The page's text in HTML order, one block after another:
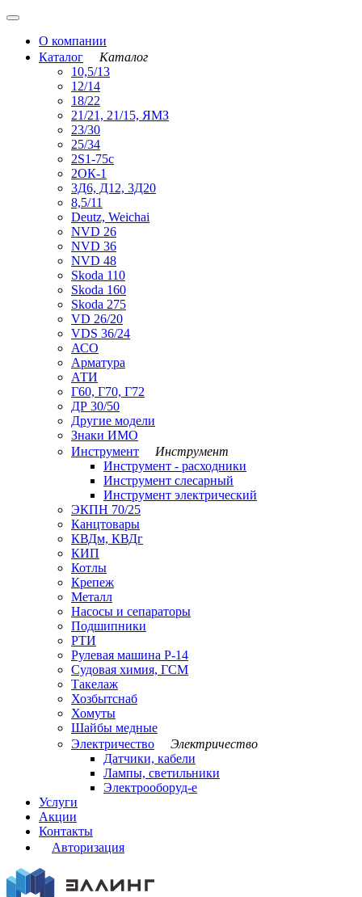
О компании
Каталог
Каталог
10,5/13
12/14
18/22
21/21, 21/15, ЯМЗ
23/30
25/34
2S1-75с
2ОК-1
3Д6, Д12, 3Д20
8,5/11
Deutz, Weichai
NVD 26
NVD 36
NVD 48
Skoda 110
Skoda 160
Skoda 275
VD 26/20
VDS 36/24
АСО
Арматура
АТИ
Г60, Г70, Г72
ДР 30/50
Другие модели
Знаки ИМО
Инструмент
Инструмент
Инструмент - расходники
Инструмент слесарный
Инструмент электрический
ЭКПН 70/25
Канцтовары
КВДм, КВДг
КИП
Котлы
Крепеж
Металл
Насосы и сепараторы
Подшипники
РТИ
Рулевая машина Р-14
Судовая химия, ГСМ
Такелаж
Хозбытснаб
Хомуты
Шайбы медные
Электричество
Электричество
Датчики, кабели
Лампы, светильники
Электрооборуд-е
Услуги
Акции
Контакты
Авторизация